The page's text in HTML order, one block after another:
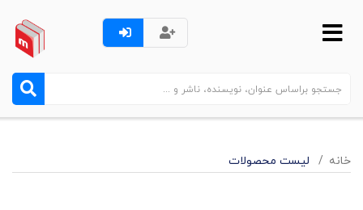
خانه لیست محصولات